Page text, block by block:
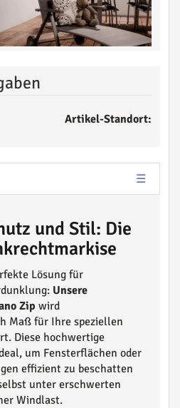
Artikel-Standort:
und Stil: Die
Lösung für
Unsere
Zip wird
Maß für Ihre speziellen
Diese hochwertige
um Fensterflächen oder
effizient zu beschatten
unter erschwerten
Windlast.